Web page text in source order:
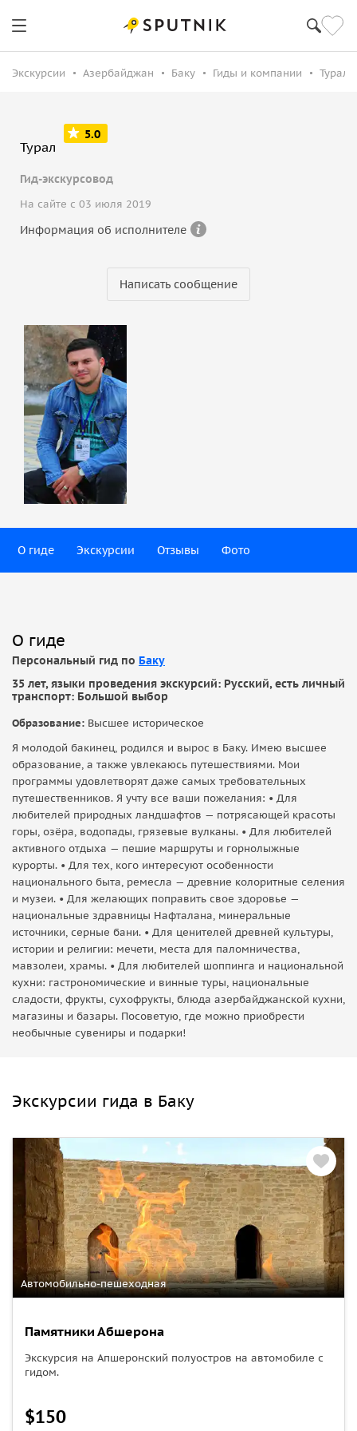
Экскурсии Азербайджан Баку Гиды и компании Турал
Турал
5.0
Гид-экскурсовод
На сайте с 03 июля 2019
Информация об исполнителе
Написать сообщение
О гиде Экскурсии Отзывы Фото
О гиде
Персональный гид по Баку
35 лет, языки проведения экскурсий: Русский, есть личный
транспорт: Большой выбор
Образование: Высшее историческое
Я молодой бакинец, родился и вырос в Баку. Имею высшее
образование, а также увлекаюсь путешествиями. Мои
программы удовлетворят даже самых требовательных
путешественников. Я учту все ваши пожелания: • Для
любителей природных ландшафтов — потрясающей красоты
горы, озёра, водопады, грязевые вулканы. • Для любителей
активного отдыха — пешие маршруты и горнолыжные
курорты. • Для тех, кого интересуют особенности
национального быта, ремесла — древние колоритные селения
и музеи. • Для желающих поправить свое здоровье —
национальные здравницы Нафталана, минеральные
источники, серные бани. • Для ценителей древней культуры,
истории и религии: мечети, места для паломничества,
мавзолеи, храмы. • Для любителей шоппинга и национальной
кухни: гастрономические и винные туры, национальные
сладости, фрукты, сухофрукты, блюда азербайджанской кухни,
магазины и базары. Посоветую, где можно приобрести
необычные сувениры и подарки!
Экскурсии гида в Баку
Автомобильно-пешеходная
Памятники Абшерона
Экскурсия на Апшеронский полуостров на автомобиле с
гидом.
$150